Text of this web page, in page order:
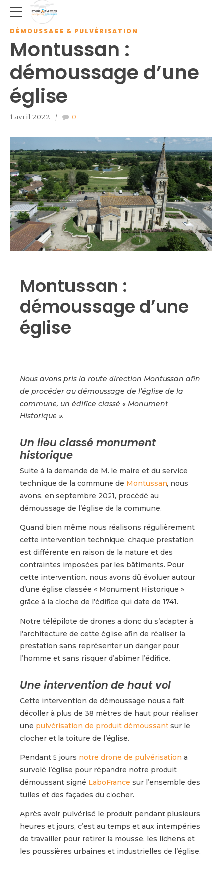
DÉMOUSSAGE & PULVÉRISATION
Montussan :
démoussage d’une
église
1 avril 2022 0
Montussan :
démoussage d’une
église
Nous avons pris la route direction Montussan afin
de procéder au démoussage de l’église de la
commune, un édifice classé « Monument
Historique ».
Un lieu classé monument
historique
Suite à la demande de M. le maire et du service
technique de la commune de Montussan, nous
avons, en septembre 2021, procédé au
démoussage de l’église de la commune.
Quand bien même nous réalisons régulièrement
cette intervention technique, chaque prestation
est différente en raison de la nature et des
contraintes imposées par les bâtiments. Pour
cette intervention, nous avons dû évoluer autour
d’une église classée « Monument Historique »
grâce à la cloche de l’édifice qui date de 1741.
Notre télépilote de drones a donc du s’adapter à
l’architecture de cette église afin de réaliser la
prestation sans représenter un danger pour
l’homme et sans risquer d’abîmer l’édifice.
Une intervention de haut vol
Cette intervention de démoussage nous a fait
décoller à plus de 38 mètres de haut pour réaliser
une pulvérisation de produit démoussant sur le
clocher et la toiture de l’église.
Pendant 5 jours notre drone de pulvérisation a
survolé l’église pour répandre notre produit
démoussant signé LaboFrance sur l’ensemble des
tuiles et des façades du clocher.
Après avoir pulvérisé le produit pendant plusieurs
heures et jours, c’est au temps et aux intempéries
de travailler pour retirer la mousse, les lichens et
les poussières urbaines et industrielles de l’église.